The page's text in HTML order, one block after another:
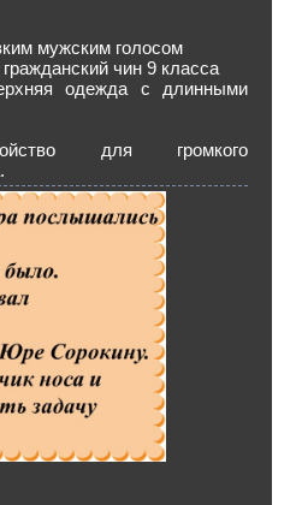
мужским голосом
чин 9 класса
одежда с длинными
для громкого